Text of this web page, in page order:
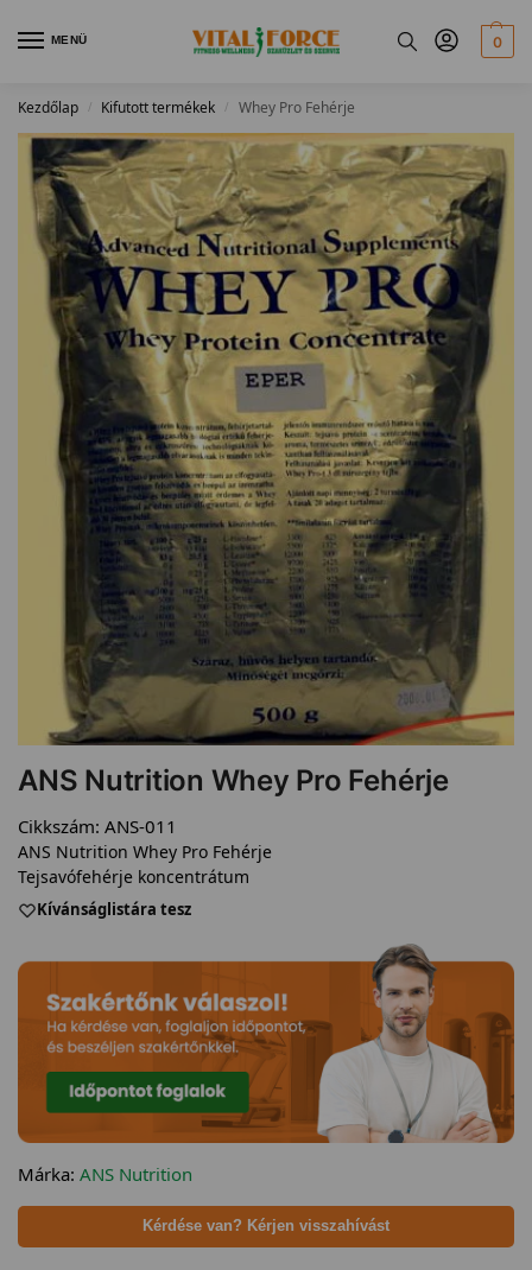
MENÜ 0
Kezdőlap / Kifutott termékek / Whey Pro Fehérje
ANS Nutrition Whey Pro Fehérje
Cikkszám: ANS-011
ANS Nutrition Whey Pro Fehérje
Tejsavófehérje koncentrátum
Kívánságlistára tesz
Márka: ANS Nutrition
Kérdése van? Kérjen visszahívást